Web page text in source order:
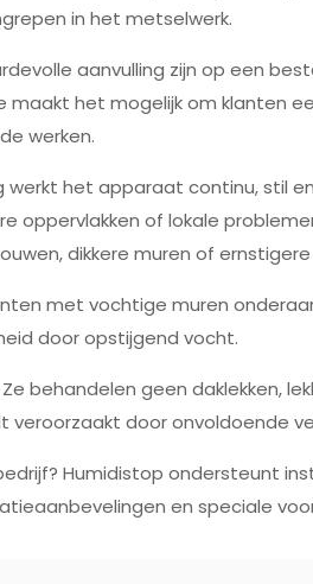
in het metselwerk.
aanvulling zijn op een
het mogelijk om klanten
werken.
het apparaat continu, stil
oppervlakken of lokale
dikkere muren of
met vochtige muren
door opstijgend vocht.
behandelen geen daklekken,
door onvoldoende
Humidistop ondersteunt
en speciale